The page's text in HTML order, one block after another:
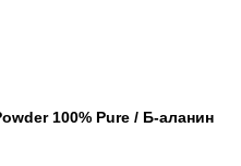
100% Pure / Б-аланин